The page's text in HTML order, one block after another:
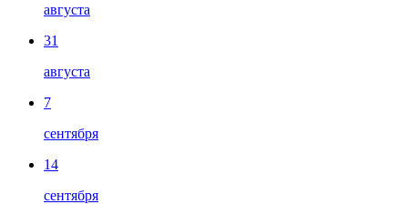
августа
31
августа
7
сентября
14
сентября